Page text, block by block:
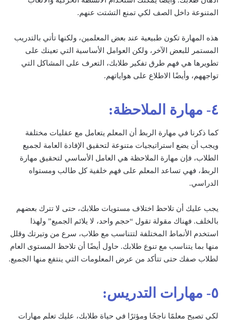
المتنوعة داخل الصف لكي تمنع التشتت عنهم.
هذه المهارة تكون طبيعية عند بعض المعلمين، ولكنها تأتي بالتدريب
المستمر للبعض الآخر، ولكن العوامل الأساسية التي تعينك على
تطويرها هي فهم طرق تفكير طلابك، التعرف على المشاكل التي
تواجههم، وأيضًا الاطلاع على هواياتهم.
٤- مهارة الملاحظة:
كما ذكرنا في مهارة الربط أن المعلم يتعامل مع عقليات مختلفة
ويجب أن يضع استراتيجيات متنوعة لتحقيق الإفادة العامة لجميع
الطلاب، فإن مهارة الملاحظة هي العامل الأساسي لتحقيق مهارة
الربط، فهي تساعد المعلم على فهم خلفية كل طالب ومستواه
الدراسي.
يجب عليك أن تلاحظ اختلاف مستويات طلابك، حتى لا تترك بعضهم
بالخلف. فهناك مقولة تقول “حجم واحد، لا يلائم الجميع” ولهذا
استخدم الأنماط المختلفة لتتناسب مع طلاب، سرع من وتيرتك وقلل
منها بما يتناسب مع تنوع طلابك. حاول أيضًا أن تلاحظ المستوى العام
لطلاب صفك حتى تتأكد من عرض المعلومات التي ينتفع منها الجميع.
٥- مهارات التدريس:
لكي تصبح معلمًا ناجحًا ومؤثرًا في حياة طلابك، عليك تعلم مهارات